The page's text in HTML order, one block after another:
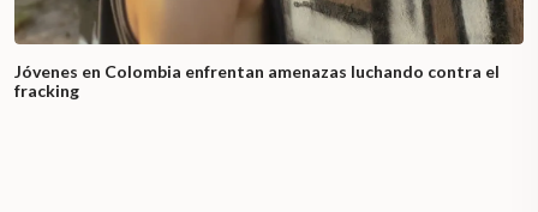
Jóvenes en Colombia enfrentan amenazas luchando contra el
fracking